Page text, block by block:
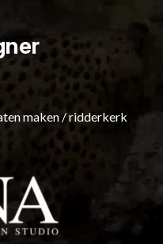
maken /ridderkerk